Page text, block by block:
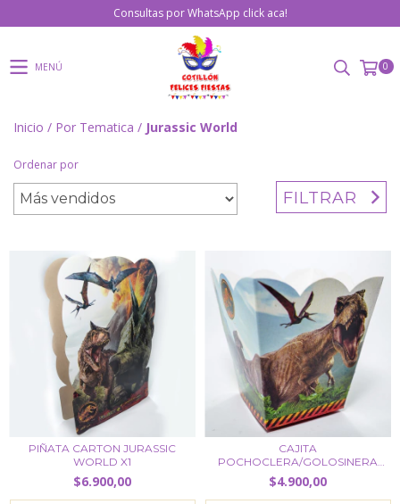
Consultas por WhatsApp click aca!
MENÚ 0
Inicio / Por Tematica / Jurassic World
Ordenar por
FILTRAR
PIÑATA CARTON JURASSIC
WORLD X1
$6.900,00
CAJITA
POCHOCLERA/GOLOSINERA
JURASSIC WO...
$4.900,00